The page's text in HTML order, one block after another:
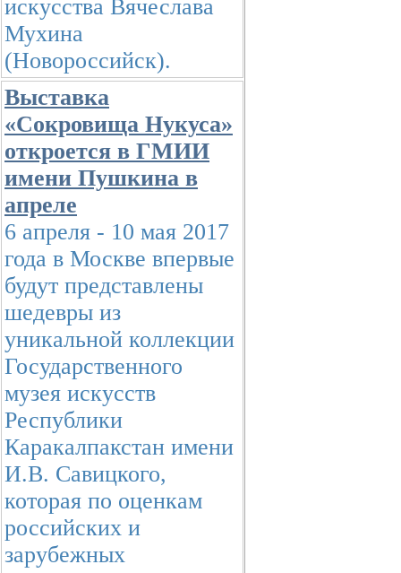
искусства Вячеслава
Мухина
(Новороссийск).
Выставка
«Сокровища Нукуса»
откроется в ГМИИ
имени Пушкина в
апреле
6 апреля - 10 мая 2017
года в Москве впервые
будут представлены
шедевры из
уникальной коллекции
Государственного
музея искусств
Республики
Каракалпакстан имени
И.В. Савицкого,
которая по оценкам
российских и
зарубежных